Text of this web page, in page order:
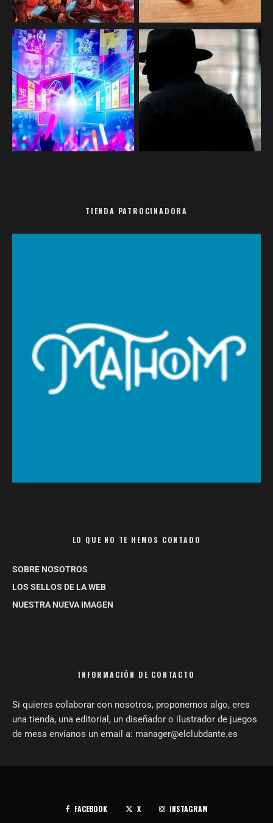
TIENDA PATROCINADORA
LO QUE NO TE HEMOS CONTADO
SOBRE NOSOTROS
LOS SELLOS DE LA WEB
NUESTRA NUEVA IMAGEN
INFORMACIÓN DE CONTACTO
Si quieres colaborar con nosotros, proponernos algo, eres
una tienda, una editorial, un diseñador o ilustrador de juegos
de mesa envíanos un email a: manager@elclubdante.es
FACEBOOK X INSTAGRAM